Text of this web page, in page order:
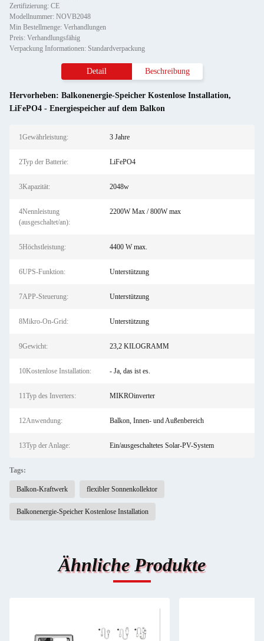
Zertifizierung: CE
Modellnummer: NOVB2048
Min Bestellmenge: Verhandlungen
Preis: Verhandlungsfähig
Verpackung Informationen: Standardverpackung
Detail Beschreibung
Hervorheben: Balkonenergie-Speicher Kostenlose Installation,
LiFePO4 - Energiespeicher auf dem Balkon
1Gewährleistung: 3 Jahre
2Typ der Batterie: LiFePO4
3Kapazität: 2048w
4Nennleistung
(ausgeschaltet/an):
2200W Max / 800W max
5Höchstleistung: 4400 W max.
6UPS-Funktion: Unterstützung
7APP-Steuerung: Unterstützung
8Mikro-On-Grid: Unterstützung
9Gewicht: 23,2 KILOGRAMM
10Kostenlose Installation: - Ja, das ist es.
11Typ des Inverters: MIKROinverter
12Anwendung: Balkon, Innen- und Außenbereich
13Typ der Anlage: Ein/ausgeschaltetes Solar-PV-System
Tags:
Balkon-Kraftwerk flexibler Sonnenkollektor
Balkonenergie-Speicher Kostenlose Installation
Ähnliche Produkte